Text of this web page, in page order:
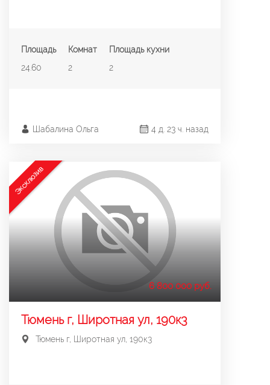
Площадь
24.60
Комнат
2
Площадь кухни
2
4 д. 23 ч. назад
Шабалина Ольга
Эксклюзив
6 800 000 руб.
Тюмень г, Широтная ул, 190к3
Тюмень г, Широтная ул, 190к3